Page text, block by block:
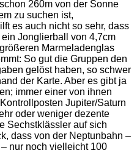
260m von der Sonne
zu suchen ist,
es auch nicht so sehr, dass
Jonglierball von 4,7cm
Marmeladenglas
So gut die Gruppen den
gelöst haben, so schwer
der Karte. Aber es gibt ja
immer einer von ihnen
Jupiter/Saturn
oder weniger dezente
Sechstklässler auf sich
dass von der Neptunbahn –
nur noch vielleicht 100